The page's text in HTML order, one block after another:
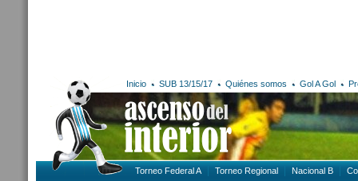
Inicio SUB 13/15/17 Quiénes somos Gol A Gol
Torneo Federal A Torneo Regional Nacional B